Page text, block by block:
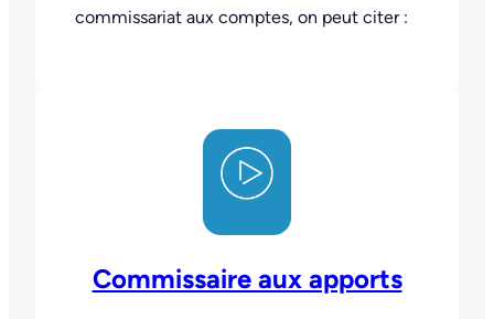
commissariat aux comptes, on peut citer :
Commissaire aux apports